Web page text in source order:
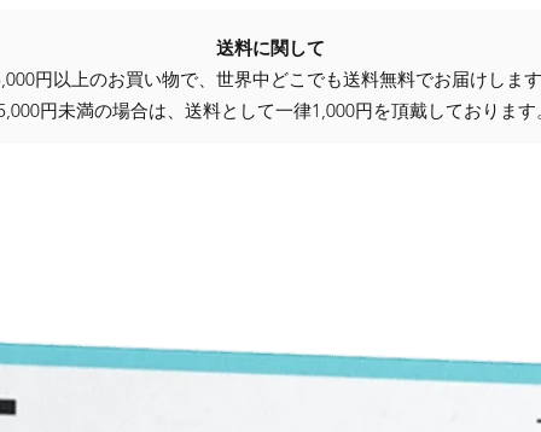
送料に関して
円以上のお買い物で、世界中どこでも送料無料でお届けしま
円未満の場合は、送料として一律1,000円を頂戴しております